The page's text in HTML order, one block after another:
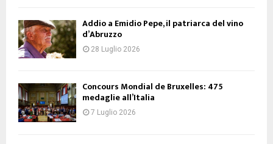
Addio a Emidio Pepe, il patriarca del vino
d’Abruzzo
28 Luglio 2026
Concours Mondial de Bruxelles: 475
medaglie all’Italia
7 Luglio 2026